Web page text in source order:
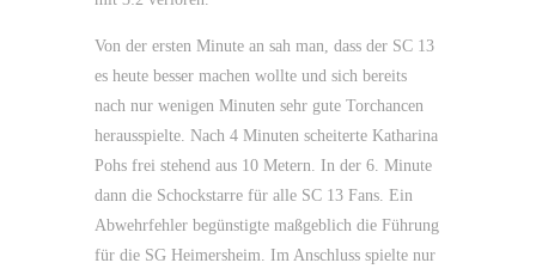
Von der ersten Minute an sah man, dass der SC 13
es heute besser machen wollte und sich bereits
nach nur wenigen Minuten sehr gute Torchancen
herausspielte. Nach 4 Minuten scheiterte Katharina
Pohs frei stehend aus 10 Metern. In der 6. Minute
dann die Schockstarre für alle SC 13 Fans. Ein
Abwehrfehler begünstigte maßgeblich die Führung
für die SG Heimersheim. Im Anschluss spielte nur